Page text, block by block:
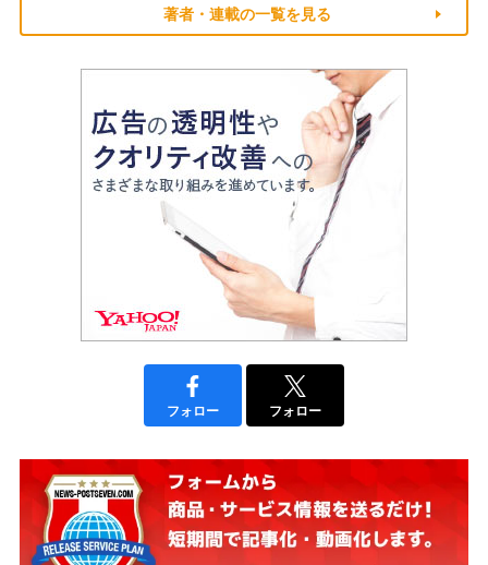
著者・連載の一覧を見る
フォロー フォロー